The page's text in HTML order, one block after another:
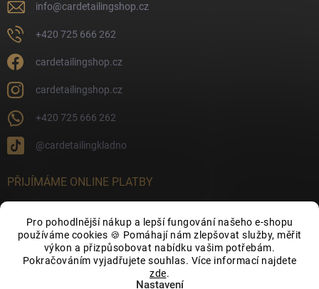
Pro pohodlnější nákup a lepší fungování našeho e-shopu
používáme cookies 🍪 Pomáhají nám zlepšovat služby, měřit
výkon a přizpůsobovat nabídku vašim potřebám.
Pokračováním vyjadřujete souhlas. Více informací najdete
zde.
Nastavení
info@cardetailingshop.cz
+420 725 666 262
cardetailingshop.cz
cardetailingshop.cz
+420 725 666 262
@cardetailingkladno
PŘIJÍMÁME ONLINE PLATBY
FACEBOOK